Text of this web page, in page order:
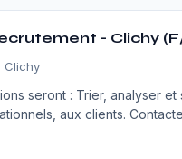
- Clichy
Clichy
seront : Trier, analyser
aux clients.